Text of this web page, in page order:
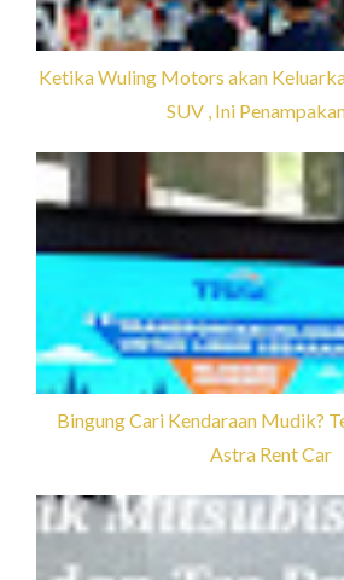
Ketika Wuling Motors akan
SUV , Ini
Bingung Cari Kendaraan Mudik?
Astra Rent Car